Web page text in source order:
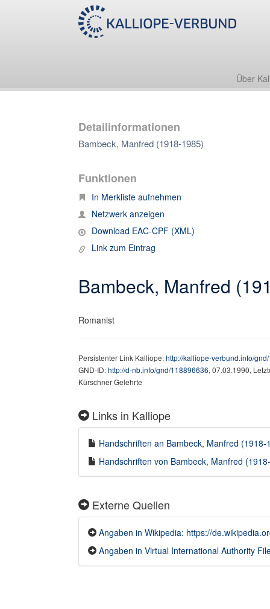
Über
Detailinformationen
Bambeck, Manfred (1918-1985)
Funktionen
In Merkliste aufnehmen
Netzwerk anzeigen
Download EAC-CPF (XML)
Link zum Eintrag
Bambeck, Manfred
Romanist
Persistenter Link Kalliope:http://kalliope-verbund.info/
GND-ID:http://d-nb.info/gnd/118896636, 07.03.1990,
Kürschner Gelehrte
Links in Kalliope
Handschriften an Bambeck, Manfred (1918-
Handschriften von Bambeck, Manfred
Externe Quellen
Angaben in Wikipedia: https://
Angaben in Virtual International Authority